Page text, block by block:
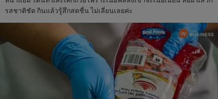
รสชาติชัด กินแล้วรู้สึกสดชื่น ไม่เลี่ยนเลยค่ะ